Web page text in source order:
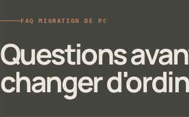
FAQ MIGRATION DE PC
Questions
changer